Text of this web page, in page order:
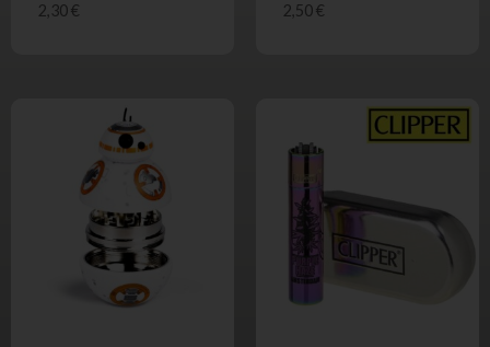
2,30€ 2,50€